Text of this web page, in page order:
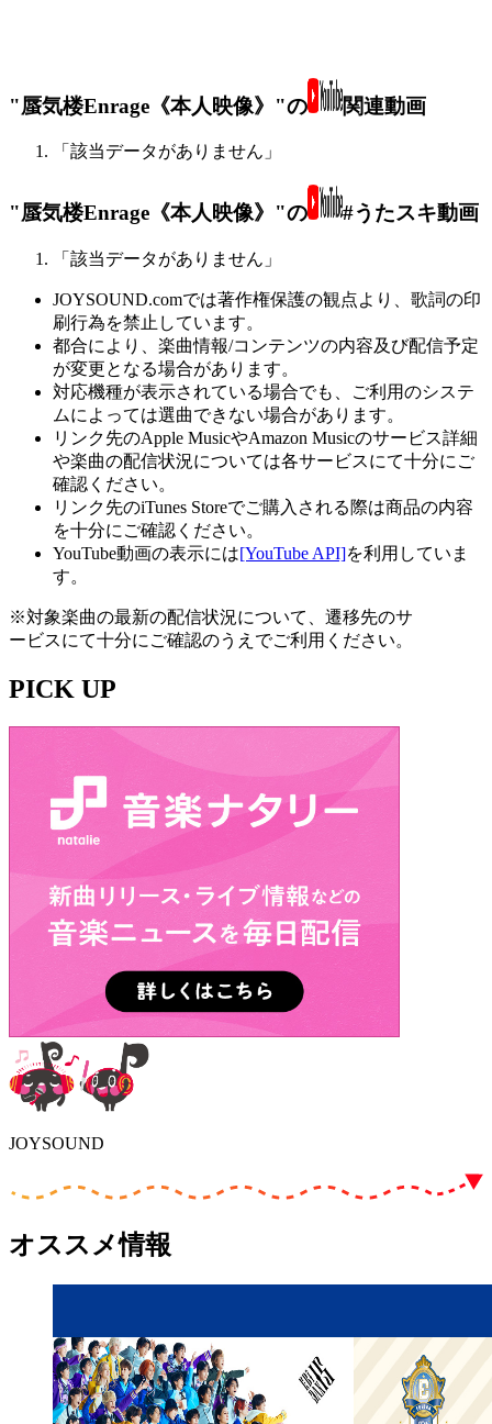
"蜃気楼Enrage《本人映像》"の 関連動画
「該当データがありません」
"蜃気楼Enrage《本人映像》"の #うたスキ動画
「該当データがありません」
JOYSOUND.comでは著作権保護の観点より、歌詞の印
刷行為を禁止しています。
都合により、楽曲情報/コンテンツの内容及び配信予定
が変更となる場合があります。
対応機種が表示されている場合でも、ご利用のシステ
ムによっては選曲できない場合があります。
リンク先のApple MusicやAmazon Musicのサービス詳細
や楽曲の配信状況については各サービスにて十分にご
確認ください。
リンク先のiTunes Storeでご購入される際は商品の内容
を十分にご確認ください。
YouTube動画の表示には[YouTube API]を利用していま
す。
※対象楽曲の最新の配信状況について、遷移先のサ
ービスにて十分にご確認のうえでご利用ください。
PICK UP
JOYSOUND
オススメ情報